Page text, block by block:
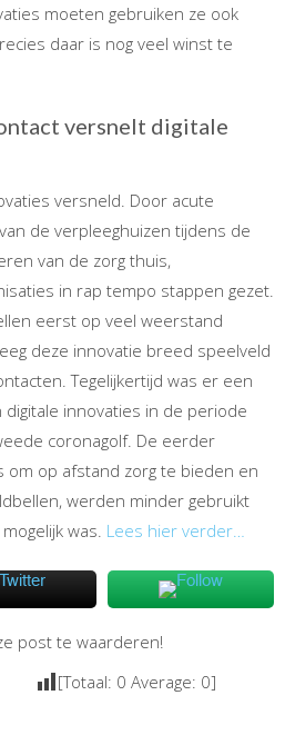
moeten gebruiken ze ook
daar is nog veel winst te
versnelt digitale
versneld. Door acute
de verpleeghuizen tijdens de
van de zorg thuis,
in rap tempo stappen gezet.
eerst op veel weerstand
deze innovatie breed speelveld
Tegelijkertijd was er een
digitale innovaties in de periode
coronagolf. De eerder
om op afstand zorg te bieden en
werden minder gebruikt
was. Lees hier verder…
post te waarderen!
[Totaal: 0 Average: 0]